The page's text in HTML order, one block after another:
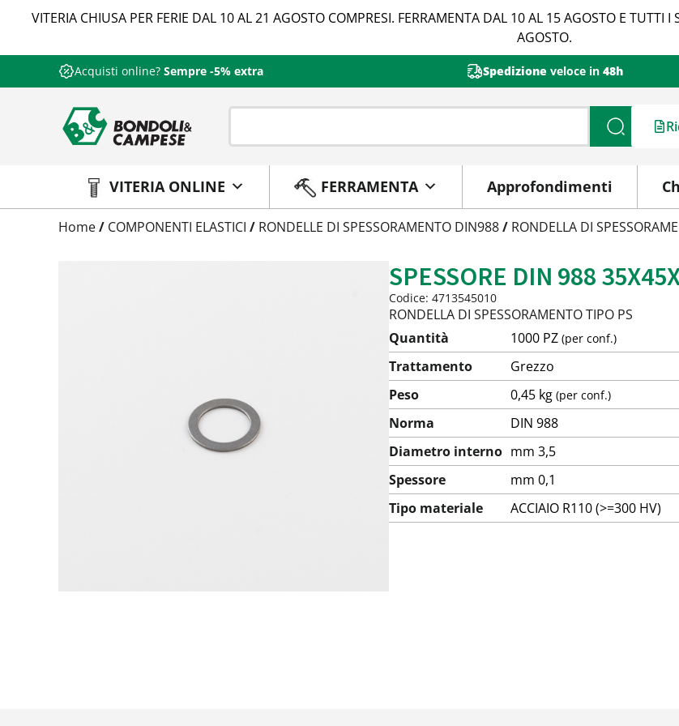
VITERIA CHIUSA PER FERIE DAL 10 AL 21 AGOSTO COMPRESI. FERRAMENTA DAL 10 AL 15 AGOSTO E
AGOSTO.
Acquisti online? Sempre -5% extra Spedizione veloce in 48h
Cerca
VITERIA ONLINE FERRAMENTA Approfondimenti
TrattamentoHome/ COMPONENTI ELASTICI / RONDELLE DI SPESSORAMENTO DIN988/ RONDELLA DI
SPESSORE DIN 988
Codice: 4713545010
RONDELLA DI SPESSORAMENTO TIPO PS
Quantità
1000 PZ (per conf.)
Trattamento
Grezzo
Peso
0,45 kg (per conf.)
Norma
DIN 988
Diametro interno mm 3,5
Spessore
mm 0,1
Tipo materiale
ACCIAIO R110 (>=300 HV)